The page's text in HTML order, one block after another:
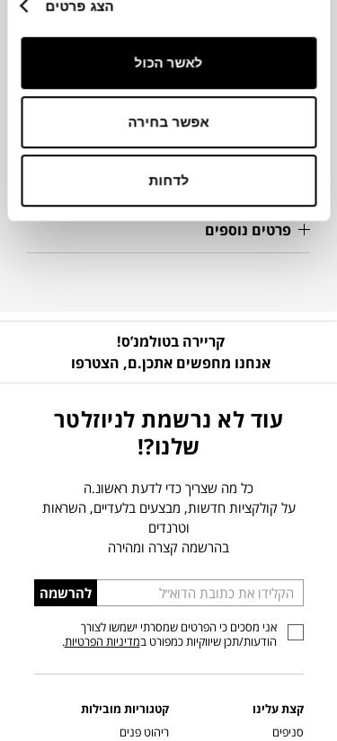
הצג פרטים
לאשר הכול
אפשר בחירה
לדחות
מידע על חומרים
פרטים נוספים
קריירה בטולמנ’ס!
אנחנו מחפשים אתכן.ם, הצטרפו
עוד לא נרשמת לניוזלטר
שלנו?!
כל מה שצריך כדי לדעת ראשונ.ה
על קולקציות חדשות, מבצעים בלעדיים, השראות
וטרנדים
בהרשמה קצרה ומהירה
הכניסו
כתובת
דוא”ל
להרשמה
אני מסכים כי הפרטים שמסרתי ישמשו לצורך
הודעות/תכן שיווקיות כמפורט במדיניות הפרטיות.
קצת עלינו
סניפים
קטגוריות מובילות
ריהוט פנים